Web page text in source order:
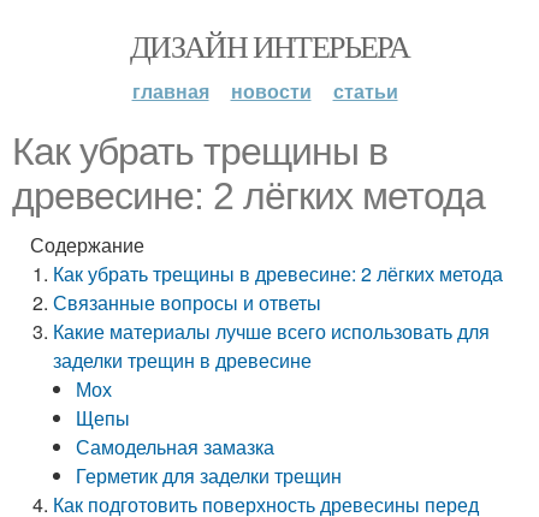
ДИЗАЙН ИНТЕРЬЕРА
главная новости статьи
Как убрать трещины в
древесине: 2 лёгких метода
Содержание
Как убрать трещины в древесине: 2 лёгких метода
Связанные вопросы и ответы
Какие материалы лучше всего использовать для
заделки трещин в древесине
Мох
Щепы
Самодельная замазка
Герметик для заделки трещин
Как подготовить поверхность древесины перед